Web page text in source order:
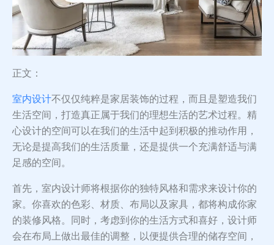
正文：
室内设计不仅仅纯粹是家居装饰的过程，而且是塑造我们
生活空间，打造真正属于我们的理想生活的艺术过程。精
心设计的空间可以在我们的生活中起到积极的推动作用，
无论是提高我们的生活质量，还是提供一个充满舒适与满
足感的空间。
首先，室内设计师将根据你的独特风格和需求来设计你的
家。你喜欢的色彩、材质、布局以及家具，都将构成你家
的装修风格。同时，考虑到你的生活方式和喜好，设计师
会在布局上做出最佳的调整，以便提供合理的储存空间，